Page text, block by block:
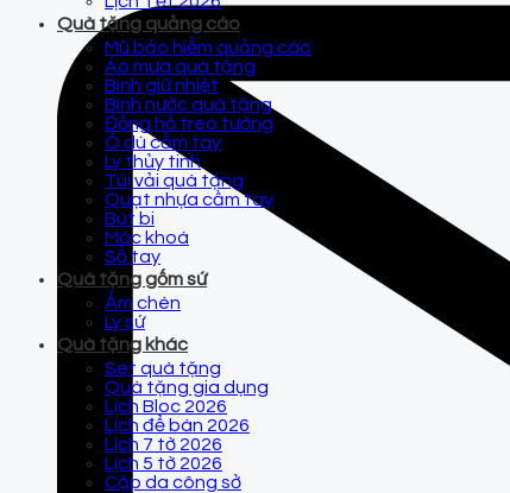
Quà tặng quảng cáo
Mũ bảo hiểm quảng cáo
Áo mưa quà tặng
Bình giữ nhiệt
Bình nước quà tặng
Đồng hồ treo tường
Ô dù cầm tay
Ly thủy tinh
Túi vải quà tặng
Quạt nhựa cầm tay
Bút bi
Móc khoá
Sổ tay
Quà tặng gốm sứ
Ấm chén
Ly sứ
Quà tặng khác
Set quà tặng
Quà tặng gia dụng
Lịch Bloc 2026
Lịch để bàn 2026
Lịch 7 tờ 2026
Lịch 5 tờ 2026
Cặp da công sở